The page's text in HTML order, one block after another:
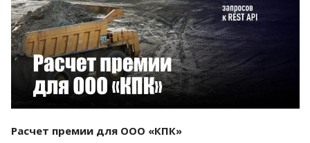
Смотреть проект
Расчет премии для ООО «КПК»